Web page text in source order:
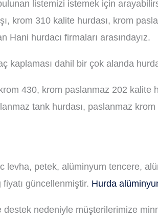
listemizi istemek için
krom 310 kalite hurdası, krom
Hani hurdacı firmaları arasındayız.
kaplaması dahil bir çok alanda
430, krom paslanmaz 202
tank hurdası, paslanmaz
levha, petek, alüminyum tencere,
güncellenmiştir. Hurda
nedeniyle müşterilerimize